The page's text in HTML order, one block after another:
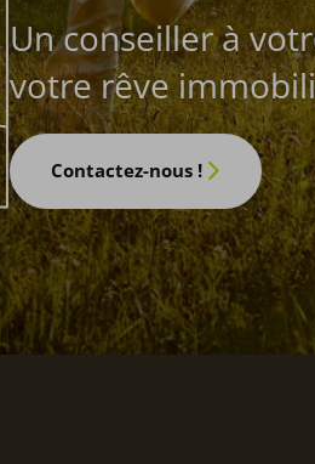
Un conseiller à
votre rêve
Contactez-nous !